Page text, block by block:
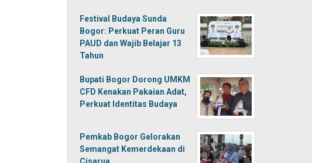
Festival Budaya Sunda
Bogor: Perkuat Peran Guru
PAUD dan Wajib Belajar 13
Tahun
Bupati Bogor Dorong UMKM
CFD Kenakan Pakaian Adat,
Perkuat Identitas Budaya
Pemkab Bogor Gelorakan
Semangat Kemerdekaan di